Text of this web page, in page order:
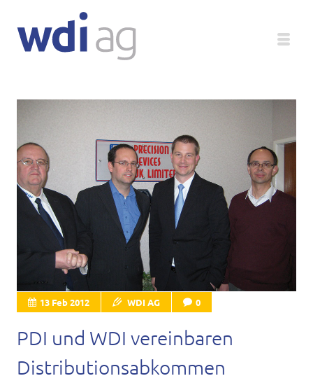
Unternehmen
Produkte
Service
Medien
Magazin
Karriere
Kontakt
13 Feb 2012 WDI AG 0
PDI und WDI vereinbaren
Distributionsabkommen